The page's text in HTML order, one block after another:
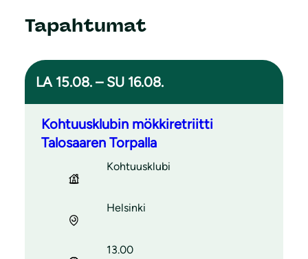
Tapahtumat
LA 15.08. – SU 16.08.
Kohtuusklubin mökkiretriitti
Talosaaren Torpalla
Kohtuusklubi
Helsinki
13.00